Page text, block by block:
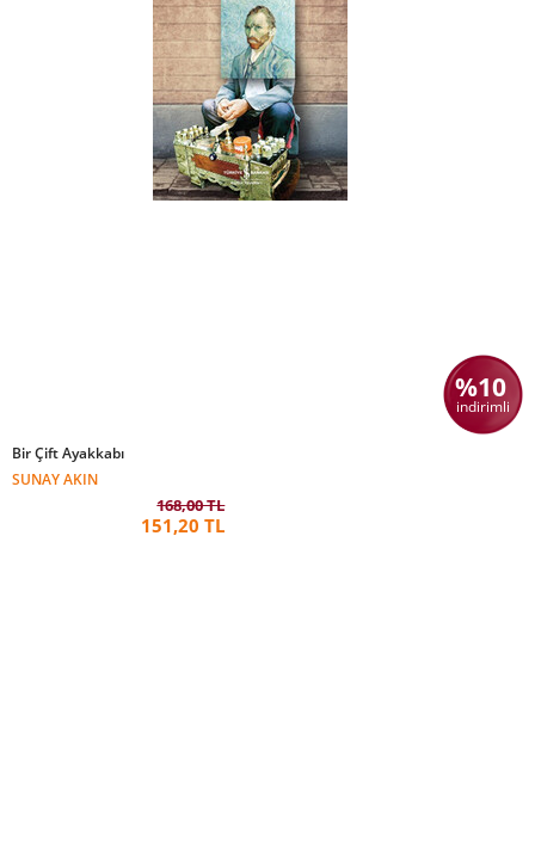
%10
indirimli
Bir Çift Ayakkabı
SUNAY AKIN
168,00 TL
151,20 TL